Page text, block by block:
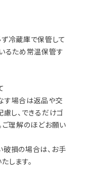
冷蔵庫で保管して
るため常温保管す
す場合は返品や交
し、できるだけゴ
ご理解のほどお願い
損の場合は、お手
します。